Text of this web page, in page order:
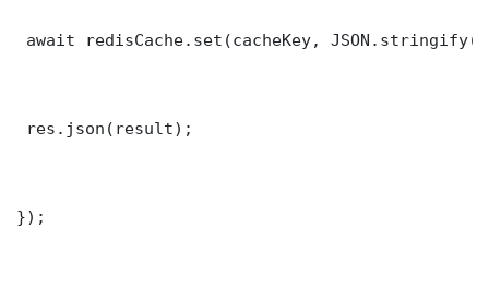
await redisCache.set(cacheKey,
res.json(result);
});